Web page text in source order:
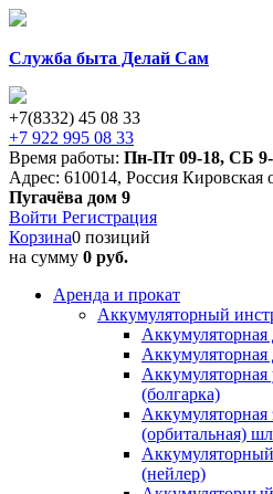
Служба быта Делай Сам
+7(8332) 45 08 33
+7 922 995 08 33
Время работы: Пн-Пт 09-18, СБ
Адрес: 610014, Россия Кировская
Пугачёва дом 9
Войти Регистрация
Корзина0 позиций
на сумму 0 руб.
Аренда и прокат
Аккумуляторный
Аккумуляторная
(болгарка)
Аккумуляторная
(орбитальная)
Аккумуляторный
(нейлер)